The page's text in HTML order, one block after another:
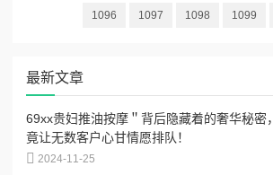
1096 1097 1098 1099
最新文章
69xx贵妇推油按摩＂背后隐藏着的奢华秘密，
竟让无数客户心甘情愿排队！
2024-11-25